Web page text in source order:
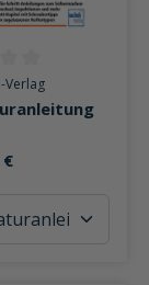
Bewertung
Verlag
€